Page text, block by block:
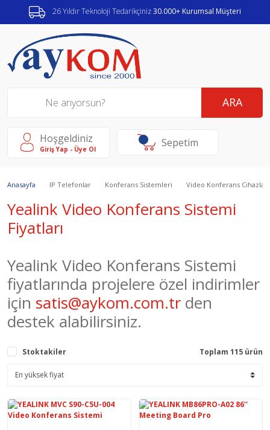
26 Yıldır Teknoloji Tedarikçiniz30.000+ Kurumsal Müşteri
ARA
Hoşgeldiniz
Giriş Yap - Üye Ol Sepetim
Anasayfa IP Telefonlar Konferans Sistemleri Video Konferans Cihazları
Yealink Video Konferans Sistemi
Fiyatları
Yealink Video Konferans Sistemi
fiyatlarında projelere özel indirimler
için satis@aykom.com.tr den
destek alabilirsiniz.
Stoktakiler Toplam 115 ürün